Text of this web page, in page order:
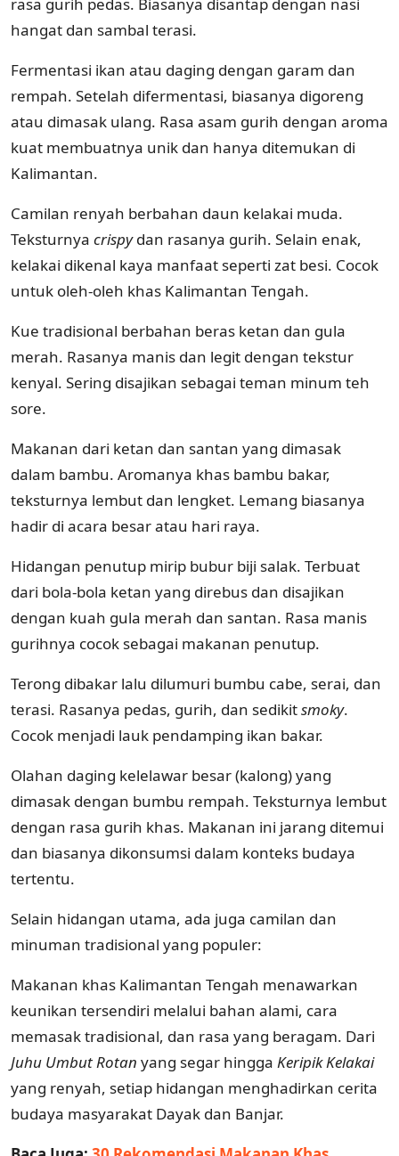
hangat dan sambal terasi.
Fermentasi ikan atau daging dengan garam dan
rempah. Setelah difermentasi, biasanya digoreng
atau dimasak ulang. Rasa asam gurih dengan aroma
kuat membuatnya unik dan hanya ditemukan di
Kalimantan.
Camilan renyah berbahan daun kelakai muda.
Teksturnya crispydan rasanya gurih. Selain enak,
kelakai dikenal kaya manfaat seperti zat besi. Cocok
untuk oleh-oleh khas Kalimantan Tengah.
Kue tradisional berbahan beras ketan dan gula
merah. Rasanya manis dan legit dengan tekstur
kenyal. Sering disajikan sebagai teman minum teh
sore.
Makanan dari ketan dan santan yang dimasak
dalam bambu. Aromanya khas bambu bakar,
teksturnya lembut dan lengket. Lemang biasanya
hadir di acara besar atau hari raya.
Hidangan penutup mirip bubur biji salak. Terbuat
dari bola-bola ketan yang direbus dan disajikan
dengan kuah gula merah dan santan. Rasa manis
gurihnya cocok sebagai makanan penutup.
Terong dibakar lalu dilumuri bumbu cabe, serai, dan
terasi. Rasanya pedas, gurih, dan sedikitsmoky.
Cocok menjadi lauk pendamping ikan bakar.
Olahan daging kelelawar besar (kalong) yang
dimasak dengan bumbu rempah. Teksturnya lembut
dengan rasa gurih khas. Makanan ini jarang ditemui
dan biasanya dikonsumsi dalam konteks budaya
tertentu.
Selain hidangan utama, ada juga camilan dan
minuman tradisional yang populer:
Makanan khas Kalimantan Tengah menawarkan
keunikan tersendiri melalui bahan alami, cara
memasak tradisional, dan rasa yang beragam. Dari
Juhu Umbut Rotan yang segar hingga Keripik Kelakai
yang renyah, setiap hidangan menghadirkan cerita
budaya masyarakat Dayak dan Banjar.